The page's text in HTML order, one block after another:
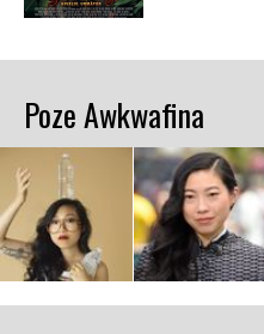
Poze Awkwafina